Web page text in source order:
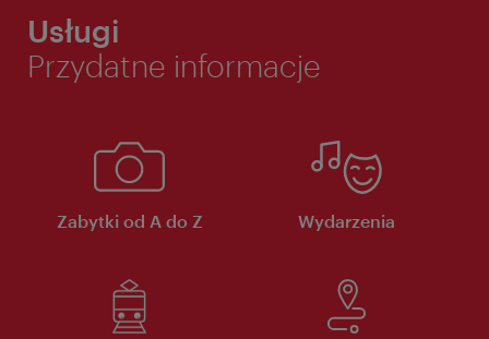
Usługi
Przydatne informacje
Zabytki od A do Z Wydarzenia